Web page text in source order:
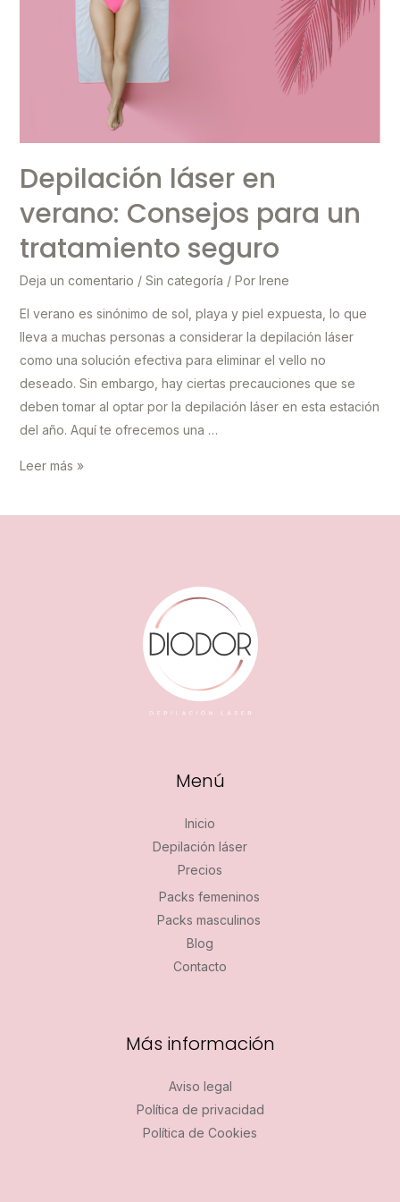
Depilación láser en
verano: Consejos para un
tratamiento seguro
Deja un comentario / Sin categoría / Por Irene
El verano es sinónimo de sol, playa y piel expuesta, lo que
lleva a muchas personas a considerar la depilación láser
como una solución efectiva para eliminar el vello no
deseado. Sin embargo, hay ciertas precauciones que se
deben tomar al optar por la depilación láser en esta estación
del año. Aquí te ofrecemos una …
Depilación
Leer más »
Menú
Inicio
Depilación láser
Precios
Packs femeninos
Packs masculinos
Blog
Contacto
Más información
Aviso legal
Política de privacidad
Política de Cookies